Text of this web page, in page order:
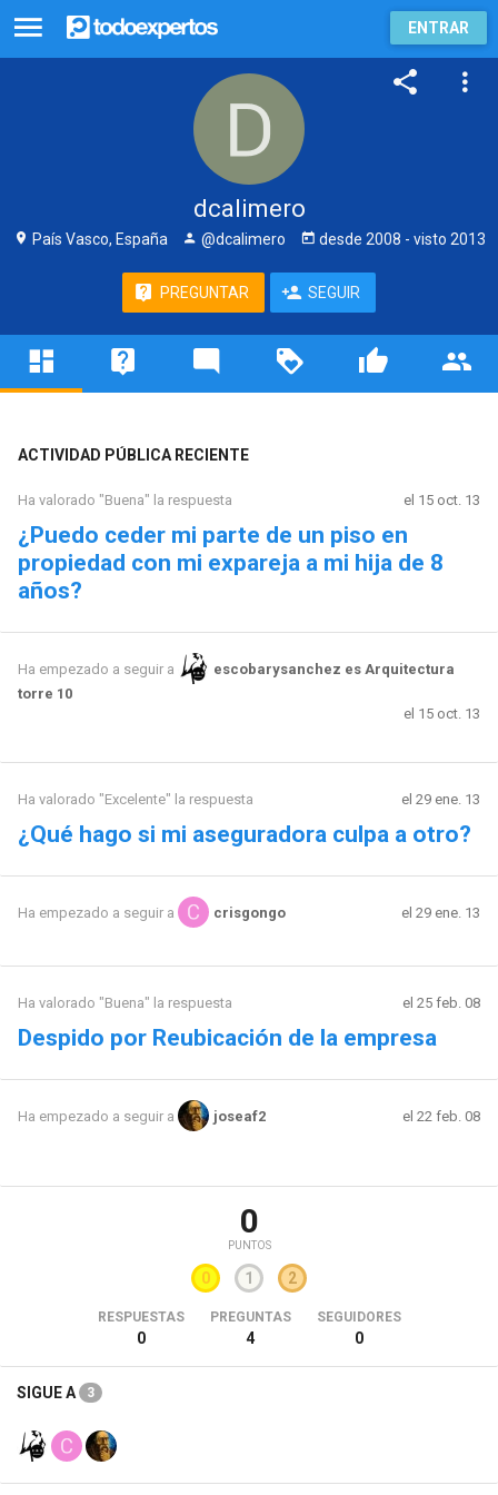
ENTRAR
dcalimero
País Vasco, España @dcalimero desde 2008 - visto 2013
PREGUNTAR SEGUIR
ACTIVIDAD PÚBLICA RECIENTE
Ha valorado "Buena" la respuesta el 15 oct. 13
¿Puedo ceder mi parte de un piso en
propiedad con mi expareja a mi hija de 8
años?
Ha empezado a seguir a
escobarysanchez es Arquitectura
torre 10
el 15 oct. 13
Ha valorado "Excelente" la respuesta el 29 ene. 13
¿Qué hago si mi aseguradora culpa a otro?
Ha empezado a seguir a crisgongo el 29 ene. 13
Ha valorado "Buena" la respuesta el 25 feb. 08
Despido por Reubicación de la empresa
Ha empezado a seguir a joseaf2 el 22 feb. 08
0
PUNTOS
0 1 2
RESPUESTAS
0
PREGUNTAS
4
SEGUIDORES
0
SIGUE A 3